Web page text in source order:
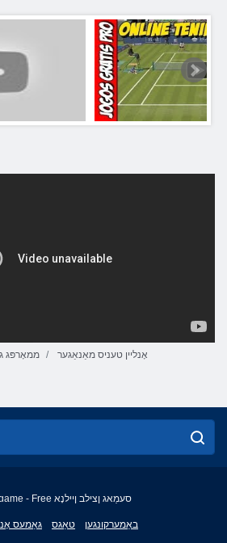
ממאָרפּג אָנליין טעניס מאַנאַגער
© game-game - Free סעמַאג ןצילב ןיילנָא
גאַמעס טאַגס באַמערקונגען